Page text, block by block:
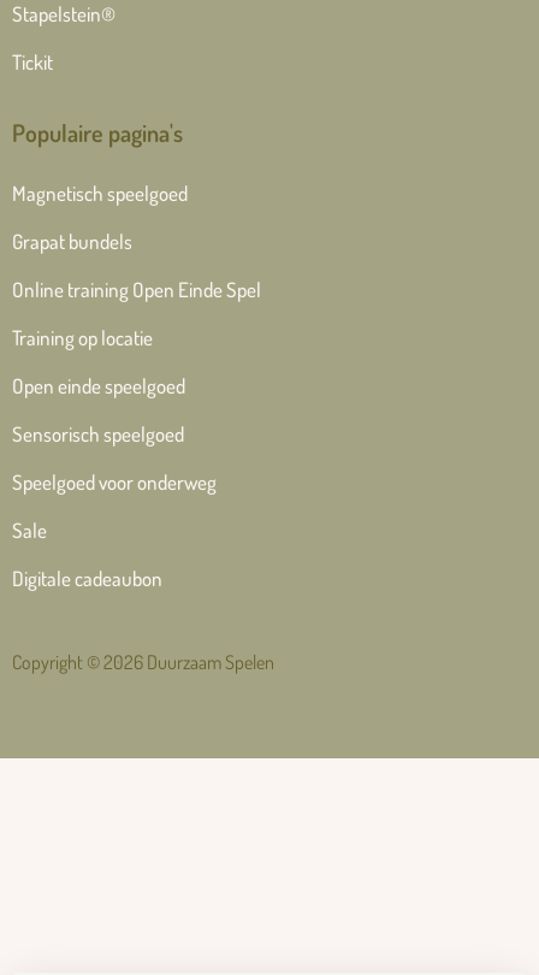
Stapelstein®
Tickit
Populaire pagina's
Magnetisch speelgoed
Grapat bundels
Online training Open Einde Spel
Training op locatie
Open einde speelgoed
Sensorisch speelgoed
Speelgoed voor onderweg
Sale
Digitale cadeaubon
Copyright © 2026 Duurzaam Spelen